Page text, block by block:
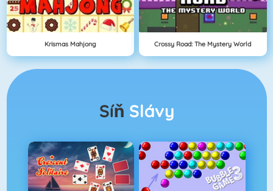
Krismas Mahjong Crossy Road: The Mystery World
Síň Slávy